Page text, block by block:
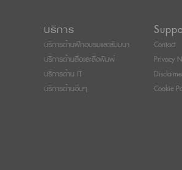
บริการ
บริการด้านฝึกอบรมและสัมมนา
บริการด้านสื่อและสิ่งพิมพ์
บริการด้าน IT
บริการด้านอื่นๆ
Contact
Privacy
Cookie